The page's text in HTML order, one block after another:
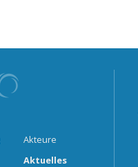
Akteure
Aktuelles